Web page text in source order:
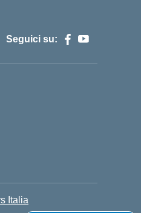
Seguici su:
Italia